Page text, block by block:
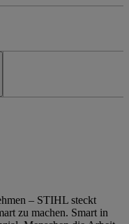
– STIHL steckt
zu machen. Smart in